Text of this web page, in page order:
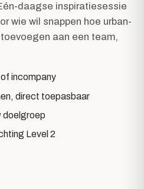
van Duijn
Lichamelijke Opvoeding
Heerenveen
Eigenaar Munki Motion
de Waal
daagse inspiratiesessie
wie wil snappen hoe urban-
aan een team,
incompany
direct toepasbaar
doelgroep
Level 2